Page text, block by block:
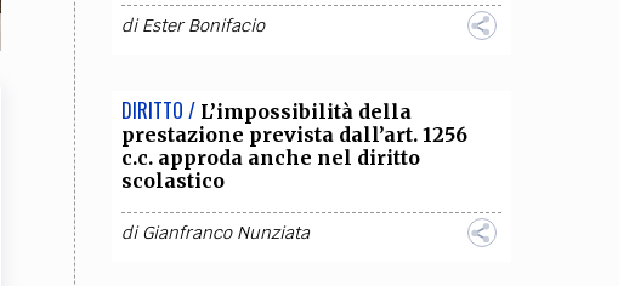
diEster Bonifacio
DIRITTO / L’impossibilità della
prestazione prevista dall’art. 1256
c.c. approda anche nel diritto
scolastico
diGianfranco Nunziata